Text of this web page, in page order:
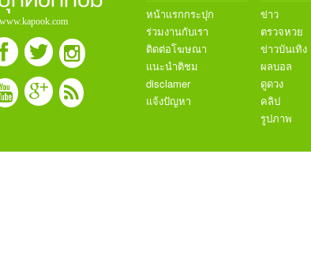
www.kapook.com
หน้าแรกกระปุก
ร่วมงานกับเรา
ติดต่อโฆษณา
แนะนำติชม
disclamer
แจ้งปัญหา
ข่าว
ตรวจหวย
ข่าวบันเทิง
ผลบอล
ดูดวง
คลิป
รูปภาพ